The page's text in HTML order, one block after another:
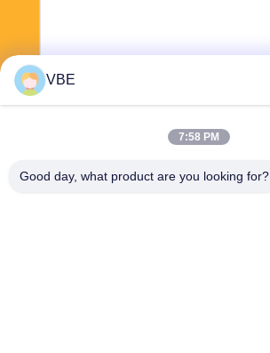
VBE
7:58 PM
Good day, what product are you looking for?